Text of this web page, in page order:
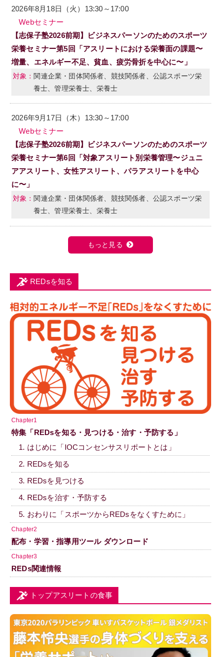
2026年8月18日（火）13:30～17:00
Webセミナー
【志保子塾2026前期】ビジネスパーソンのためのスポーツ
栄養セミナー第5回「アスリートにおける栄養面の課題〜
増量、エネルギー不足、貧血、疲労骨折を中心に〜」
関連企業・団体関係者、競技関係者、公認スポーツ栄
養士、管理栄養士、栄養士
2026年9月17日（木）13:30～17:00
Webセミナー
【志保子塾2026前期】ビジネスパーソンのためのスポーツ
栄養セミナー第6回「対象アスリート別栄養管理〜ジュニ
アアスリート、女性アスリート、パラアスリートを中心
に〜」
関連企業・団体関係者、競技関係者、公認スポーツ栄
養士、管理栄養士、栄養士
もっと見る
REDsを知る
Chapter1
特集「REDsを知る・見つける・治す・予防する」
1. はじめに「IOCコンセンサスリポートとは」
2. REDsを知る
3. REDsを見つける
4. REDsを治す・予防する
5. おわりに「スポーツからREDsをなくすために」
Chapter2
配布・学習・指導用ツール ダウンロード
Chapter3
REDs関連情報
トップアスリートの食事